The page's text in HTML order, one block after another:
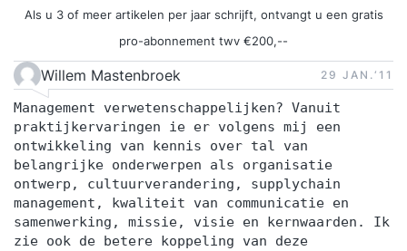
Als u 3 of meer artikelen per jaar schrijft, ontvangt u een gratis
pro-abonnement twv €200,--
Willem Mastenbroek 29 JAN.‘11
Management verwetenschappelijken? Vanuit
praktijkervaringen ie er volgens mij een
ontwikkeling van kennis over tal van
belangrijke onderwerpen als organisatie
ontwerp, cultuurverandering, supplychain
management, kwaliteit van communicatie en
samenwerking, missie, visie en kernwaarden. Ik
zie ook de betere koppeling van deze